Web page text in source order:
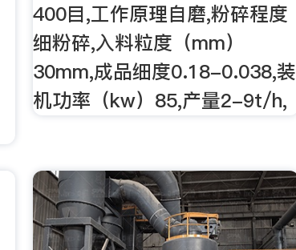
400目,工作原理自磨,粉碎程度
细粉碎,入料粒度（mm）
30mm,成品细度0.18-0.038,装
机功率（kw）85,产量2-9t/h,